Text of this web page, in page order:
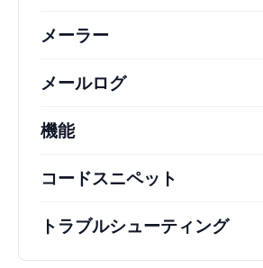
メーラー
メールログ
機能
コードスニペット
トラブルシューティング